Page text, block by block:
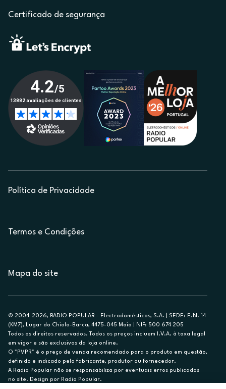
Certificado de segurança
Política de Privacidade
Termos e Condições
Mapa do site
© 2004-2026, RADIO POPULAR - Electrodomésticos, S.A. | SEDE: E.N. 14
(KM7), Lugar do Chiolo-Barca, 4475-045 Maia | NIF: 500 674 205
Todos os direitos reservados. Todos os preços incluem I.V.A. à taxa legal
em vigor e são exclusivos da loja online.
O "PVPR" é o preço de venda recomendado para o produto em questão,
definido e indicado pelo fabricante, produtor ou fornecedor.
A Radio Popular não se responsabiliza por eventuais erros publicados
no site. Design por Radio Popular.